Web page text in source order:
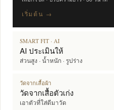
เริ่มต้น →
SMART FIT · AI
AI ประเมินให้
ส่วนสูง · น้ำหนัก · รูปร่าง
วัดจากเสื้อผ้า
วัดจากเสื้อตัวเก่ง
เอาตัวที่ใส่ดีมาวัด